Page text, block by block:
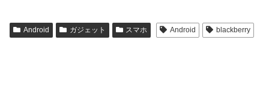
Android ガジェット スマホ Android blackberry